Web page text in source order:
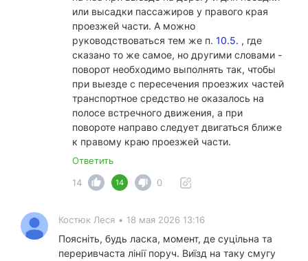
или высадки пассажиров у правого края
проезжей части. А можно
руководствоваться тем же п. 10.5. , где
сказано то же самое, но другими словами -
поворот необходимо выполнять так, чтобы
при выезде с пересечения проезжих частей
транспортное средство не оказалось на
полосе встречного движения, а при
повороте направо следует двигаться ближе
к правому краю проезжей части.
Ответить
14
14 0
Костюк Леся • 18 мая 2026 13:16
Поясніть, будь ласка, момент, де суцільна та
переривчаста лінії поруч. Виїзд на таку смугу